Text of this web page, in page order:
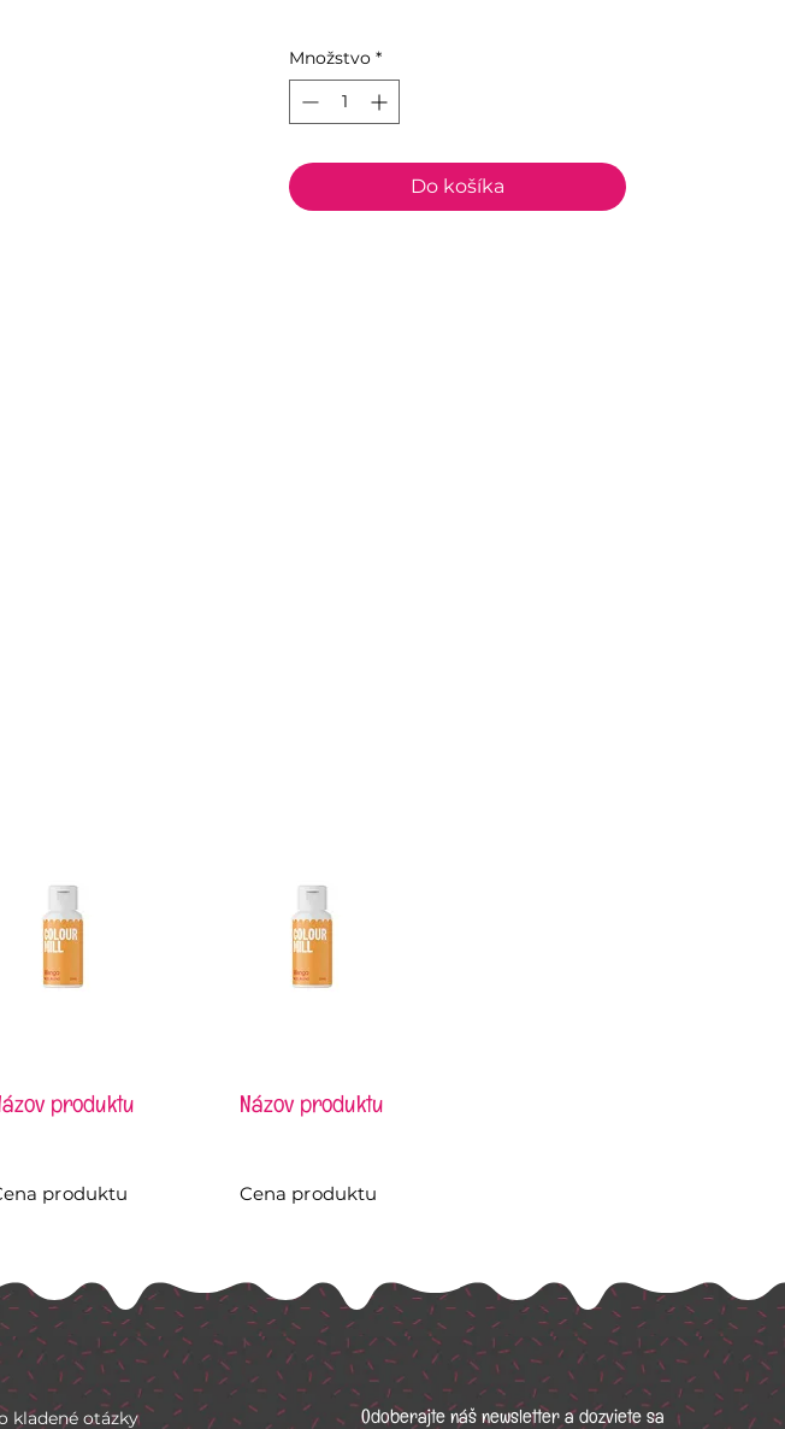
Množstvo *
Do košíka
produktu
produktu
Názov produktu
Cena produktu
kladené otázky Odoberajte náš newsletter a dozviete sa